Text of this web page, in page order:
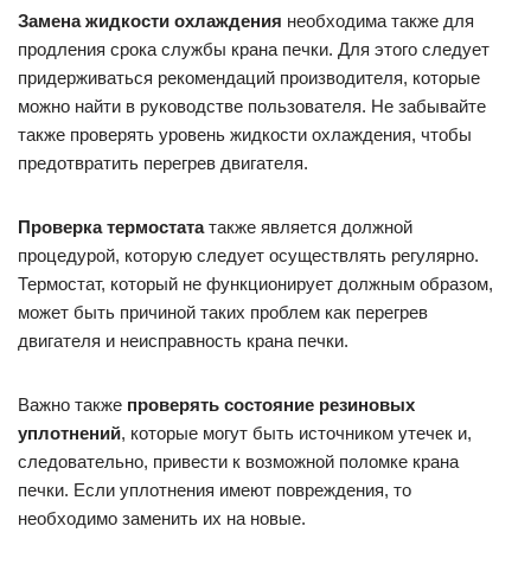
Замена жидкости охлаждения необходима также для
продления срока службы крана печки. Для этого следует
придерживаться рекомендаций производителя, которые
можно найти в руководстве пользователя. Не забывайте
также проверять уровень жидкости охлаждения, чтобы
предотвратить перегрев двигателя.
Проверка термостататакже является должной
процедурой, которую следует осуществлять регулярно.
Термостат, который не функционирует должным образом,
может быть причиной таких проблем как перегрев
двигателя и неисправность крана печки.
Важно также проверять состояние резиновых
уплотнений, которые могут быть источником утечек и,
следовательно, привести к возможной поломке крана
печки. Если уплотнения имеют повреждения, то
необходимо заменить их на новые.